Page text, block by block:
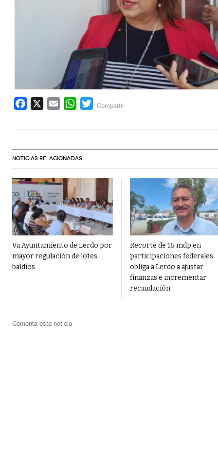
Facebook Email WhatsApp
Twitter
Compartir
NOTICIAS RELACIONADAS
Va Ayuntamiento de Lerdo por
mayor regulación de lotes
baldíos
Recorte de 16 mdp en
participaciones federales
obliga a Lerdo a ajustar
finanzas e incrementar
recaudación
Comenta esta noticia